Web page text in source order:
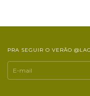
PRA SEGUIR O VERÃO